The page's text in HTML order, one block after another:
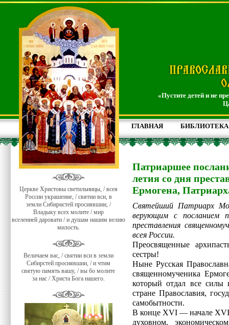
«Пустите детей и не
ГЛАВНАЯ БИБЛИОТЕКА
Церкве Христовы светильницы, / всея
России украшение, / святии вси, в
земли Сибиристей просиявшии, /
Владыку всех молите / мир
вселенней даровати / и душам нашим велию
милость.
Величаем вас, / святии вси в земли
Сибирстей просиявшии, / и чтим
святую память вашу, / вы бо молите
за нас / Христа Бога нашего.
Патриаршее
летия со дня
Ермогена,
Святейший Патриарх
верующим с посланием
преставления
всея России.
Преосвященные
сестры!
Ныне Русская
священномученика
который отдал все
стране Православия,
самобытности.
В конце XVI — начале
духовном,